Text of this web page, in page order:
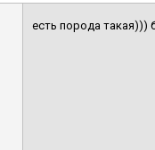
есть порода такая)))